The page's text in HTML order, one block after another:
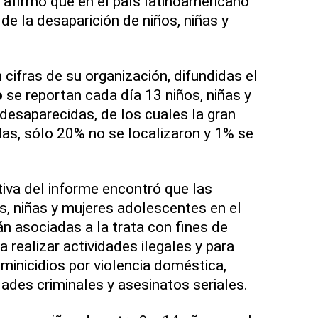
la desaparición de niños, niñas y
cifras de su organización, difundidas el
se reportan cada día 13 niños, niñas y
de los cuales la gran
sólo 20% no se localizaron y 1% se
del informe encontró que las
niñas y mujeres adolescentes en el
asociadas a la trata con fines de
realizar actividades ilegales y para
por violencia doméstica,
criminales y asesinatos seriales.